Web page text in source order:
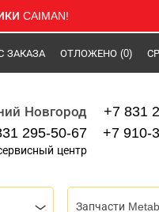
CAIMAN!
ЗАКАЗА ОТЛОЖЕНО (0)
Новгород
295-50-67
центр
+7 831
+7 910-
Запчасти